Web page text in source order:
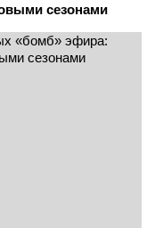
сезонами